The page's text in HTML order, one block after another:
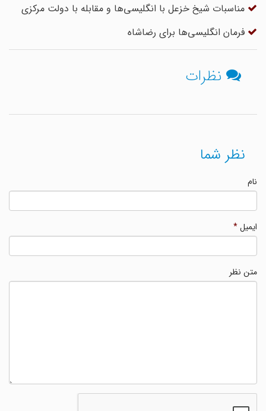
مناسبات شیخ خزعل با انگلیسی‌ها و مقابله با دولت مرکزی
فرمان انگلیسی‌ها برای رضاشاه
نظرات
نظر شما
ایمیل*
متن نظر